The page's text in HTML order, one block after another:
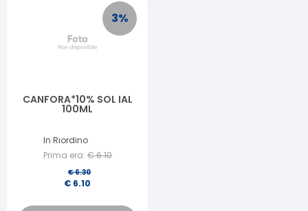
3%
CANFORA*10% SOL IAL
100ML
In Riordino
Prima era: €6.10
€6.30
€ 6.10